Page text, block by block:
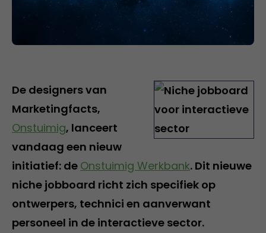
De designers van
Marketingfacts,
Onstuimig, lanceert
vandaag een nieuw
initiatief: de Onstuimig Werkbank. Dit nieuwe
niche jobboard richt zich specifiek op
ontwerpers, technici en aanverwant
personeel in de interactieve sector.